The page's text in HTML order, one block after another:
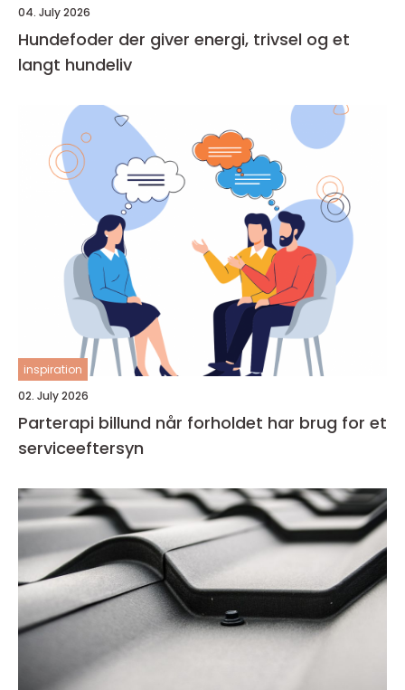
04. July 2026
Hundefoder der giver energi, trivsel og et
langt hundeliv
inspiration
02. July 2026
Parterapi billund når forholdet har brug for et
serviceeftersyn